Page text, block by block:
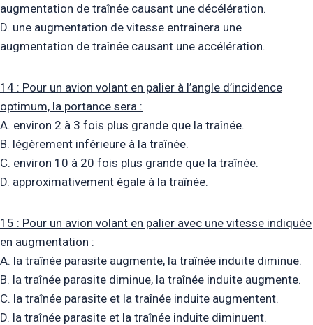
augmentation de traînée causant une décélération.
D. une augmentation de vitesse entraînera une
augmentation de traînée causant une accélération.
14 : Pour un avion volant en palier à l’angle d’incidence
optimum, la portance sera :
A. environ 2 à 3 fois plus grande que la traînée.
B. légèrement inférieure à la traînée.
C. environ 10 à 20 fois plus grande que la traînée.
D. approximativement égale à la traînée.
15 : Pour un avion volant en palier avec une vitesse indiquée
en augmentation :
A. la traînée parasite augmente, la traînée induite diminue.
B. la traînée parasite diminue, la traînée induite augmente.
C. la traînée parasite et la traînée induite augmentent.
D. la traînée parasite et la traînée induite diminuent.